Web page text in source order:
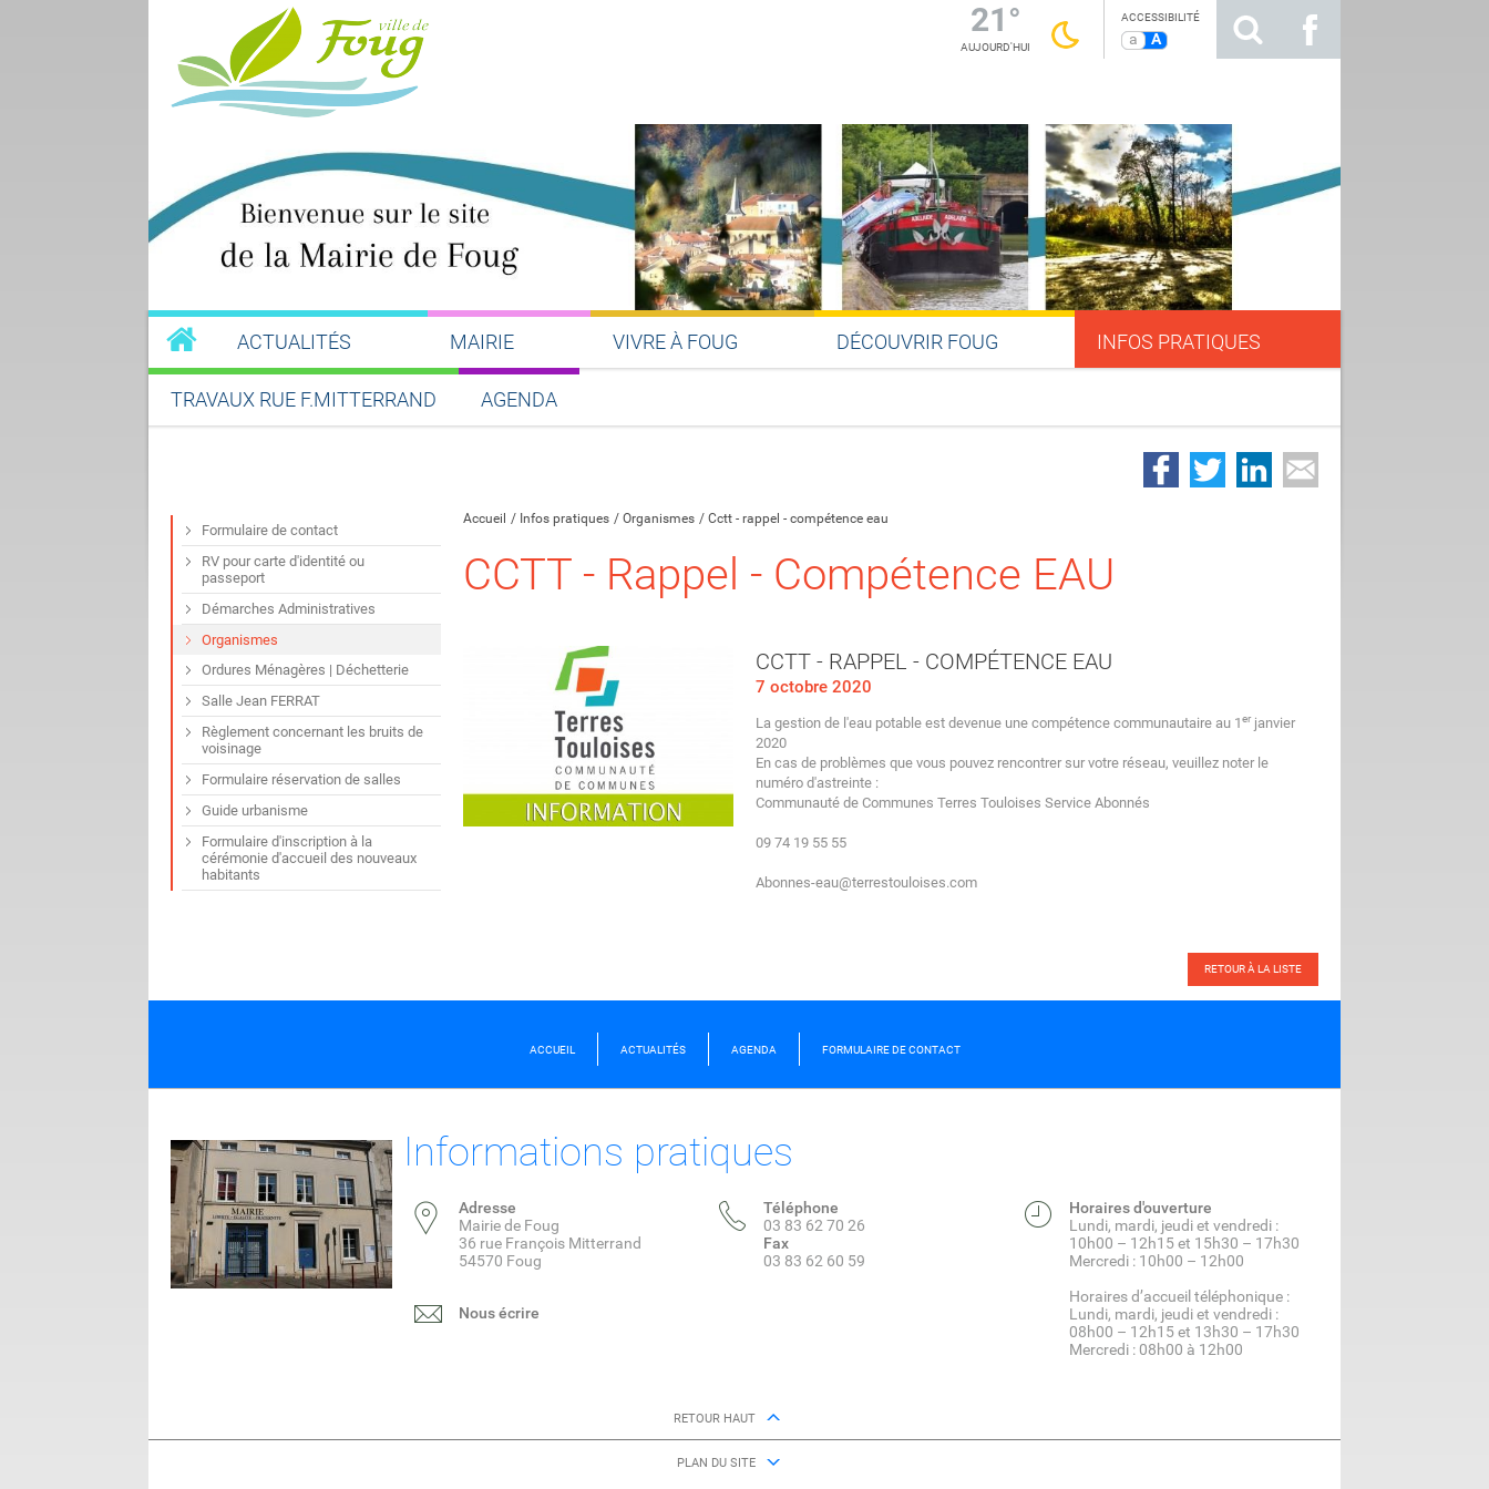
21°
AUJOURD'HUI
ACCESSIBILITÉ
a A
ACTUALITÉS MAIRIE VIVRE À FOUG DÉCOUVRIR FOUG INFOS PRATIQUES
TRAVAUX RUE F.MITTERRAND AGENDA
Accueil Infos pratiques Organismes Cctt - rappel - compétence eau
CCTT - Rappel - Compétence EAU
CCTT - RAPPEL - COMPÉTENCE EAU
7 octobre 2020
La gestion de l'eau potable est devenue une compétence communautaire au 1erjanvier
2020
En cas de problèmes que vous pouvez rencontrer sur votre réseau, veuillez noter le
numéro d'astreinte :
Communauté de Communes Terres Touloises Service Abonnés
09 74 19 55 55
Abonnes-eau@terrestouloises.com
RETOUR À LA LISTE
Formulaire de contact
RV pour carte d'identité ou
passeport
Démarches Administratives
Organismes
Ordures Ménagères | Déchetterie
Salle Jean FERRAT
Règlement concernant les bruits de
voisinage
Formulaire réservation de salles
Guide urbanisme
Formulaire d'inscription à la
cérémonie d'accueil des nouveaux
habitants
ACCUEIL ACTUALITÉS AGENDA FORMULAIRE DE CONTACT
Informations pratiques
Adresse
Mairie de Foug
36 rue François Mitterrand
54570 Foug
Nous écrire
Téléphone
03 83 62 70 26
Fax
03 83 62 60 59
Horaires d'ouverture
Lundi, mardi, jeudi et vendredi :
10h00 – 12h15 et 15h30 – 17h30
Mercredi : 10h00 – 12h00
Horaires d’accueil téléphonique :
Lundi, mardi, jeudi et vendredi :
08h00 – 12h15 et 13h30 – 17h30
Mercredi : 08h00 à 12h00
RETOUR HAUT
PLAN DU SITE